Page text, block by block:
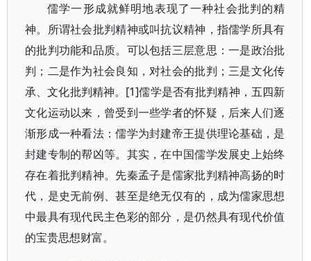
儒学一形成就鲜明地表现了一种社会批判的精
神。所谓社会批判精神或叫抗议精神，指儒学所具有
的批判功能和品质。可以包括三层意思：一是政治批
判；二是作为社会良知，对社会的批判；三是文化传
承、文化批判精神。[1]儒学是否有批判精神，五四新
文化运动以来，曾受到一些学者的怀疑，后来人们逐
渐形成一种看法：儒学为封建帝王提供理论基础，是
封建专制的帮凶等。其实，在中国儒学发展史上始终
存在着批判精神。先秦孟子是儒家批判精神高扬的时
代，是史无前例、甚至是绝无仅有的，成为儒家思想
中最具有现代民主色彩的部分，是仍然具有现代价值
的宝贵思想财富。